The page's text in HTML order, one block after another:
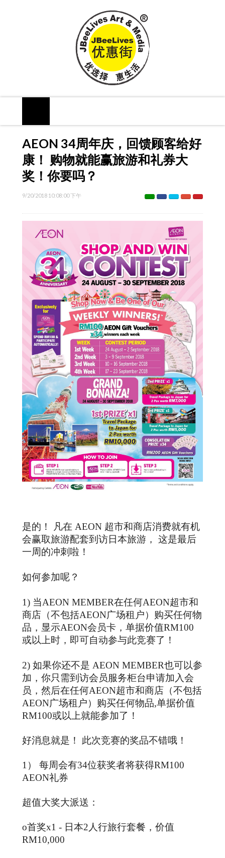
AEON 34周年庆，回馈顾客给好
康！ 购物就能赢旅游和礼券大
奖！你要吗？
9/20/2018 10:08:00 下午
是的！ 凡在 AEON 超市和商店消费就有机
会赢取旅游配套到访日本旅游， 这是最后
一周的冲刺啦！
如何参加呢？
1) 当AEON MEMBER在任何AEON超市和
商店（不包括AEON广场租户）购买任何物
品，显示AEON会员卡，单据价值RM100
或以上时，即可自动参与此竞赛了！
2) 如果你还不是 AEON MEMBER也可以参
加，你只需到访会员服务柜台申请加入会
员，然后在任何AEON超市和商店（不包括
AEON广场租户）购买任何物品,单据价值
RM100或以上就能参加了！
好消息就是！ 此次竞赛的奖品不错哦！
1） 每周会有34位获奖者将获得RM100
AEON礼券
超值大奖大派送：
o首奖x1 - 日本2人行旅行套餐，价值
RM10,000